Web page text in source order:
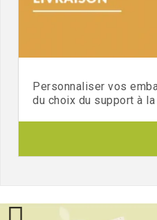
Personnaliser vos
du choix du support à